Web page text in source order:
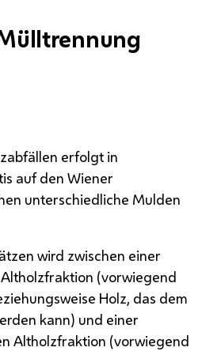
erfolgt in
auf den Wiener
unterschiedliche Mulden
wird zwischen einer
(vorwiegend
Holz, das dem
kann) und einer
Altholzfraktion (vorwiegend